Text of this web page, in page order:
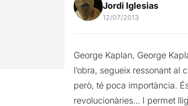
Jordi Iglesias
12/07/2013
George Kaplan, George
l’obra, segueix ressonant al
però, té poca importància.
revolucionàries… I permet